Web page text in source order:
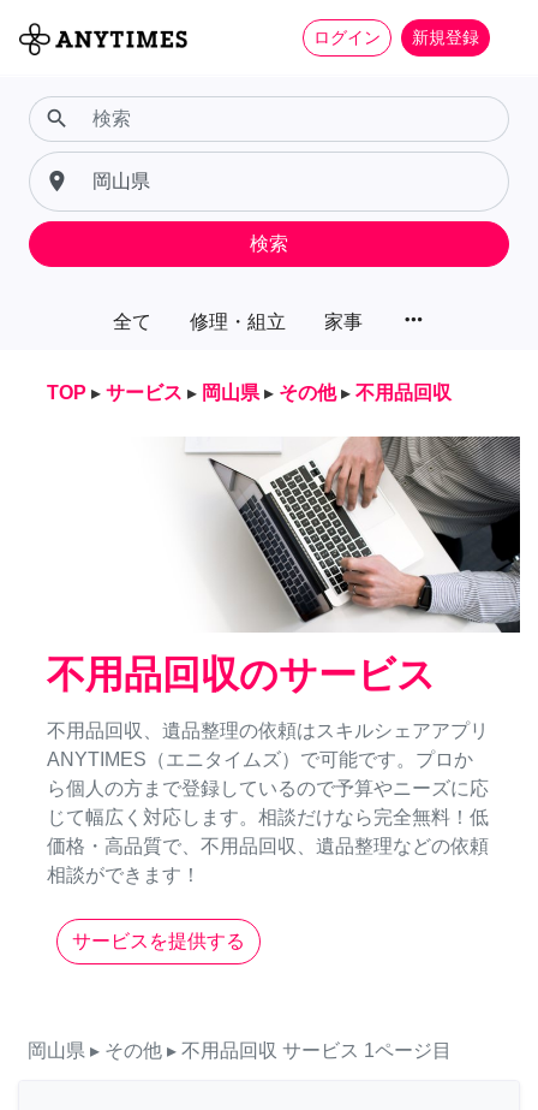
ログイン 新規登録
全て 修理・組立 家事 more_horiz
search
place
検索
TOP ▸ サービス ▸ 岡山県 ▸ その他 ▸ 不用品回収
不用品回収のサービス
不用品回収、遺品整理の依頼はスキルシェアアプリ
ANYTIMES（エニタイムズ）で可能です。プロか
ら個人の方まで登録しているので予算やニーズに応
じて幅広く対応します。相談だけなら完全無料！低
価格・高品質で、不用品回収、遺品整理などの依頼
相談ができます！
サービスを提供する
岡山県 ▸ その他 ▸ 不用品回収 サービス 1ページ目